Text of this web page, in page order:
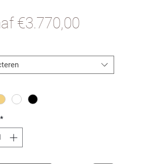
€3.770,00Verkoopprijs
*